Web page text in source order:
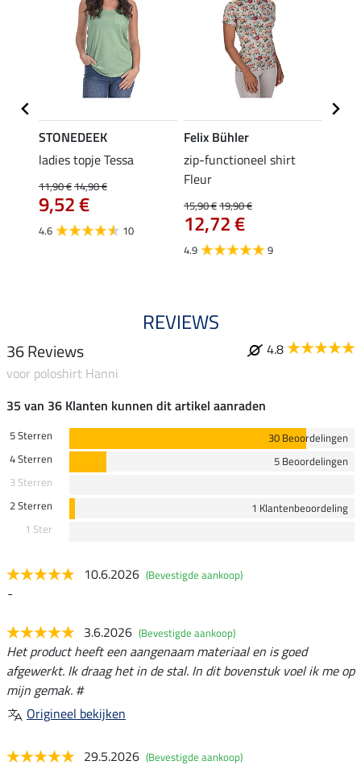
STONEDEEK
ladies topje Tessa
11,90 €14,90 €
9,52 €
4.6 10
Felix Bühler
zip-functioneel shirt
Fleur
15,90 €19,90 €
12,72 €
4.9 9
REVIEWS
36 Reviews
4.8
voor poloshirt Hanni
35 van 36 Klanten kunnen dit artikel aanraden
5 Sterren
30 Beoordelingen
4 Sterren
5 Beoordelingen
3 Sterren
2 Sterren
1 Klantenbeoordeling
1 Ster
10.6.2026 (Bevestigde aankoop)
-
3.6.2026 (Bevestigde aankoop)
Het product heeft een aangenaam materiaal en is goed
afgewerkt. Ik draag het in de stal. In dit bovenstuk voel ik me op
mijn gemak. #
Origineel bekijken
29.5.2026 (Bevestigde aankoop)